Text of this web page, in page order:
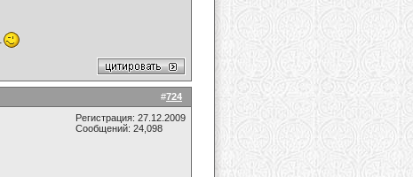
#724
Регистрация: 27.12.2009
Сообщений: 24,098